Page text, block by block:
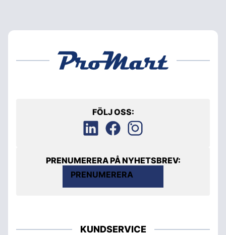
FÖLJ OSS:
PRENUMERERA PÅ NYHETSBREV:
PRENUMERERA
KUNDSERVICE